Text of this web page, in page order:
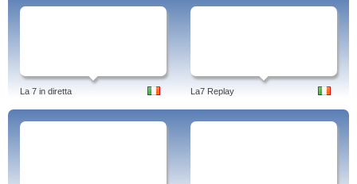
La 7 in diretta La7 Replay